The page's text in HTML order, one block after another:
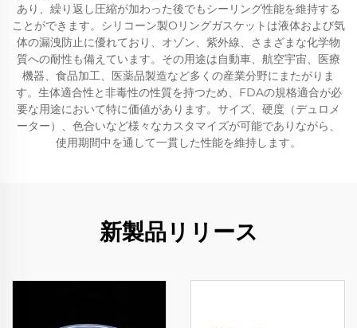
あり、繰り返し圧縮が加わった後でもシーリング性能を維持する
ことができます。シリコーン製Oリングガスケットは液体および気
体の漏洩防止に優れており、オゾン、紫外線、さまざまな化学物
質への耐性も備えています。その用途は自動車、航空宇宙、医療
機器、食品加工、医薬品製造など多くの産業分野にまたがりま
す。生体適合性と非毒性の性質を持つため、FDAの規格適合が必
要な用途において特に価値があります。サイズ、硬度（デュロメ
ーター）、色合いなど様々なカスタマイズが可能でありながら、
使用期間中を通して一貫した性能を維持します。
新製品リリース